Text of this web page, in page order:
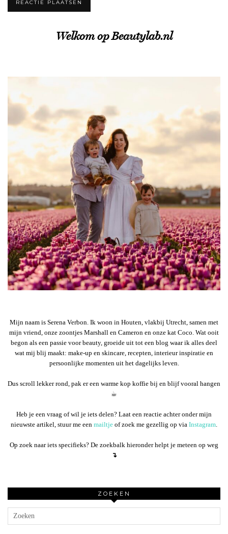
Welkom op Beautylab.nl
Mijn naam is Serena Verbon. Ik woon in Houten, vlakbij Utrecht, samen met
mijn vriend, onze zoontjes Marshall en Cameron en onze kat Coco. Wat ooit
begon als een passie voor beauty, groeide uit tot een blog waar ik alles deel
wat mij blij maakt: make-up en skincare, recepten, interieur inspiratie en
persoonlijke momenten uit het dagelijks leven.
Dus scroll lekker rond, pak er een warme kop koffie bij en blijf vooral hangen
☕︎
Heb je een vraag of wil je iets delen? Laat een reactie achter onder mijn
nieuwste artikel, stuur me een mailtje of zoek me gezellig op via Instagram.
Op zoek naar iets specifieks? De zoekbalk hieronder helpt je meteen op weg
↴
ZOEKEN